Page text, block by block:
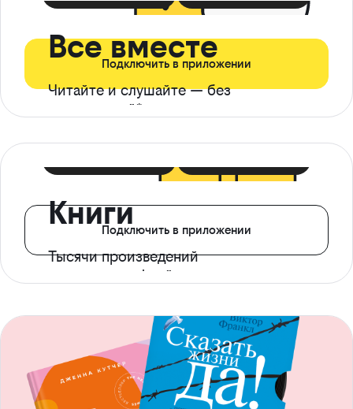
Все вместе
Читайте и слушайте — без
ограничений*
Подключить в приложении
Книги
Тысячи произведений
с доступом офлайн
Подключить в приложении